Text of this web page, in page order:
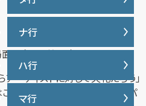
に向かう第一歩となりました。
ーティストに対して失礼だろう」
この時だけだ。長年のビジネスパ
オーデマ ピゲ
オメガ
グッチ
クロムハーツ
ケイト・スペード
コーチ
ジーショック
ジャガー・ルクルト
シャネル
シュプリーム
ショパール
タグ・ホイヤー
ディオール
ティファニー
トリーバーチ
ナ行
ナイキ
ハ行
バーバリー
マ行